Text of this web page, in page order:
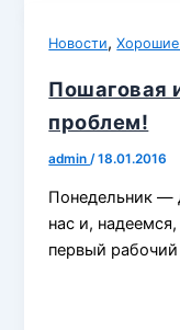
Новости,Хорошие
Пошаговая
проблем!
admin /18.01.2016
Понедельник —
нас и,
первый